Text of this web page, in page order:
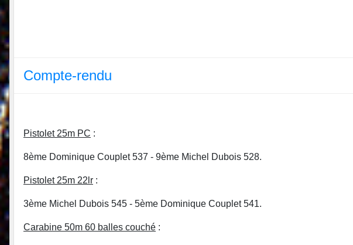
Compte-rendu
Pistolet 25m PC :
8ème Dominique Couplet 537 - 9ème Michel Dubois 528.
Pistolet 25m 22lr :
3ème Michel Dubois 545 - 5ème Dominique Couplet 541.
Carabine 50m 60 balles couché :